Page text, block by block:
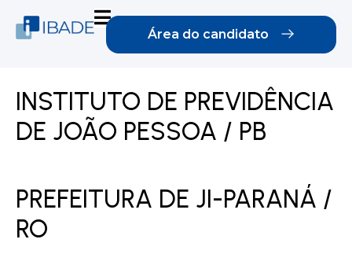
Área do candidato
INSTITUTO DE PREVIDÊNCIA
DE JOÃO PESSOA / PB
PREFEITURA DE JI-PARANÁ /
RO